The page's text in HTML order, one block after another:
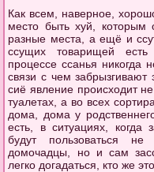
Как всем, наверное,
место быть хуй, которым
разные места, а ещё и
ссущих товарищей
процессе ссанья никогда
связи с чем
сиё явление происходит
туалетах, а во всех
дома, дома у
есть, в ситуациях,
будут пользоваться не
домочадцы, но и сам
легко догадаться, кто же